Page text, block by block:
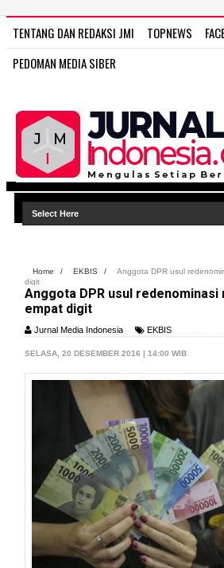
TENTANG DAN REDAKSI JMI TOPNEWS
PEDOMAN MEDIA SIBER
Home / EKBIS /
Anggota DPR usul
digit
Anggota DPR usul redenominasi
empat digit
Jurnal Media Indonesia EKBIS
SELASA, 20 DESEMBER 2016 | 14:00 WIB